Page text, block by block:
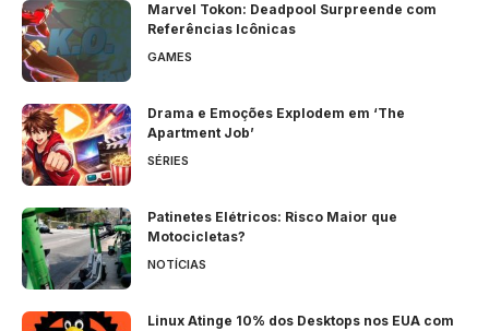
Marvel Tokon: Deadpool Surpreende com
Referências Icônicas
GAMES
Drama e Emoções Explodem em ‘The
Apartment Job’
SÉRIES
Patinetes Elétricos: Risco Maior que
Motocicletas?
NOTÍCIAS
Linux Atinge 10% dos Desktops nos EUA com